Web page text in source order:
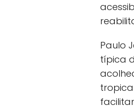
Paulo
típica